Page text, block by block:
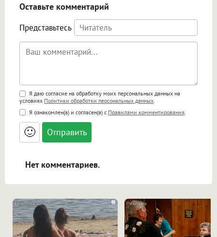
Оставьте комментарий
Представьтесь
Поддержка HTML
<b>, <strong>, <u>, <i>, <em>, <s>, <big>,
<small>, <sup>, <sub>, <pre>, <ul>, <ol>, <li>,
<blockquote>, <code> экранирует HTML,
адреса URL автоматически становятся
ссылками, и [img]адрес[/img] будет
Я даю согласие на обработку моих персональных данных на
условиях Политики обработки персональных данных
Я ознакомлен(а) и согласен(а) с Правилами комментирования
🙂
Нет комментариев.
i